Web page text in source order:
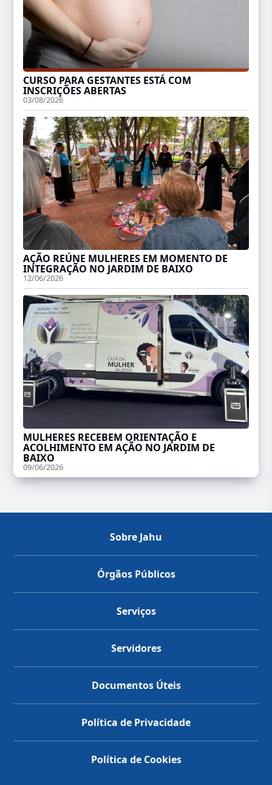
CURSO PARA GESTANTES ESTÁ COM
INSCRIÇÕES ABERTAS
03/08/2026
AÇÃO REÚNE MULHERES EM MOMENTO DE
INTEGRAÇÃO NO JARDIM DE BAIXO
12/06/2026
MULHERES RECEBEM ORIENTAÇÃO E
ACOLHIMENTO EM AÇÃO NO JARDIM DE
BAIXO
09/06/2026
Sobre Jahu
Órgãos Públicos
Serviços
Servidores
Documentos Úteis
Política de Privacidade
Política de Cookies